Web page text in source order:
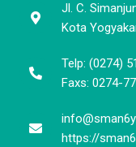
Jl. C.
Kota
Telp: (0274)
Faxs: 0274-
https://